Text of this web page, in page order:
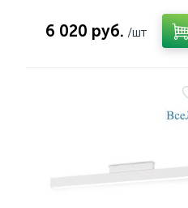
6 020 руб. /шт